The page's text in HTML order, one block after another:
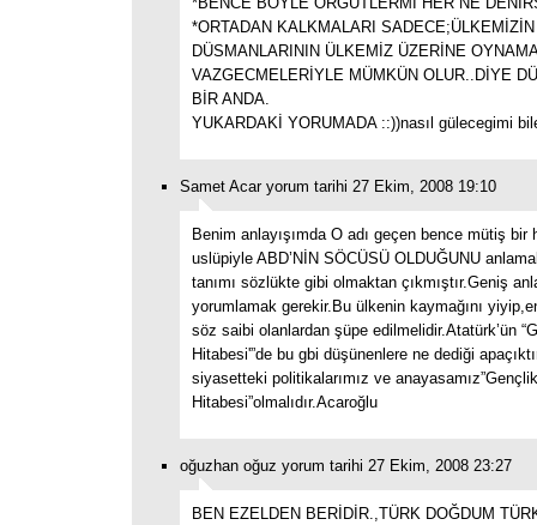
*ORTADAN KALKMALARI
DÜSMANLARININ ÜLKEMİZ ÜZERİNE
VAZGECMELERİYLE MÜMKÜN OLUR..DİYE
BİR ANDA.
YUKARDAKİ YORUMADA ::))nasıl gülecegimi
Samet Acar yorum tarihi 27 Ekim, 2008 19:10
Benim anlayışımda O adı geçen bence mütiş bir
uslüpiyle ABD’NİN SÖCÜSÜ OLDUĞUNU
tanımı sözlükte gibi olmaktan çıkmıştır.Geniş
yorumlamak gerekir.Bu ülkenin kaymağını
söz saibi olanlardan şüpe edilmelidir.Atatürk’ün
Hitabesi'”de bu gbi düşünenlere ne dediği
siyasetteki politikalarımız ve anayasamız”Gençlik
Hitabesi”olmalıdır.Acaroğlu
oğuzhan oğuz yorum tarihi 27 Ekim, 2008 23:27
BEN EZELDEN BERİDİR.,TÜRK DOĞDUM